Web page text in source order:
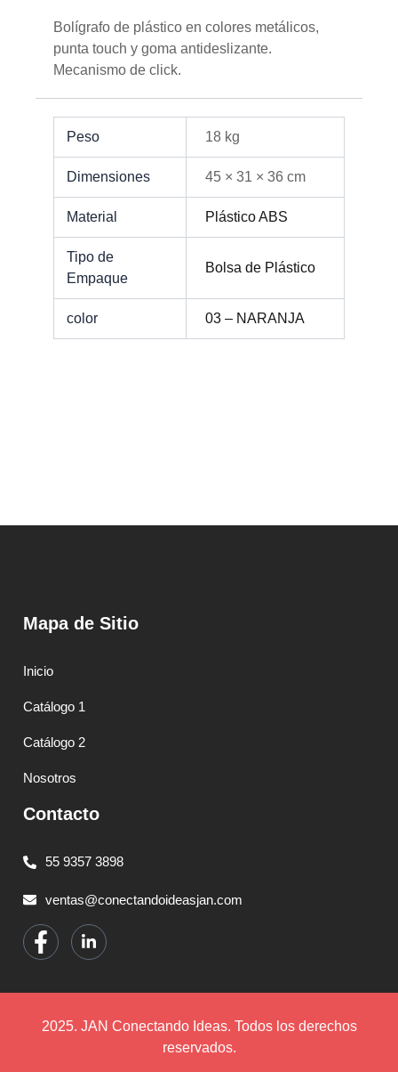
Bolígrafo de plástico en colores metálicos,
punta touch y goma antideslizante.
Mecanismo de click.
Peso 18 kg
Dimensiones 45 × 31 × 36 cm
Material Plástico ABS
Tipo de
Empaque
Bolsa de Plástico
color 03 – NARANJA
Mapa de Sitio
Inicio
Catálogo 1
Catálogo 2
Nosotros
Contacto
55 9357 3898
ventas@conectandoideasjan.com
2025. JAN Conectando Ideas. Todos los derechos
reservados.